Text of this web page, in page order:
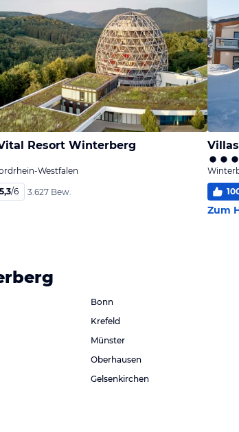
Resort Winterberg
Westfalen
5,3/6 3.627 Bew.
Zum
Bonn
Krefeld
Münster
Oberhausen
Gelsenkirchen